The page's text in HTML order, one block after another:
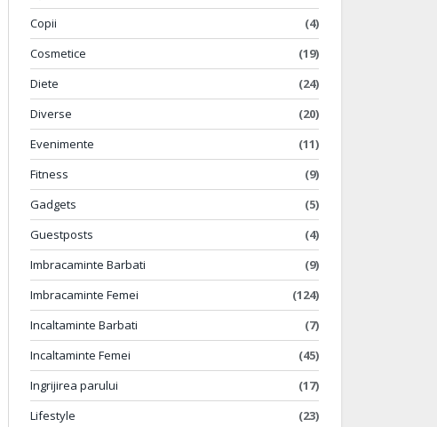
Copii
(4)
Cosmetice
(19)
Diete
(24)
Diverse
(20)
Evenimente
(11)
Fitness
(9)
Gadgets
(5)
Guestposts
(4)
Imbracaminte Barbati
(9)
Imbracaminte Femei
(124)
Incaltaminte Barbati
(7)
Incaltaminte Femei
(45)
Ingrijirea parului
(17)
Lifestyle
(23)